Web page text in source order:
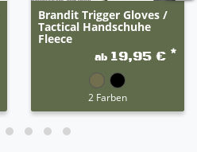
Brandit Trigger Gloves /
Tactical Handschuhe
Fleece
ab 19,95 € *
2 Farben